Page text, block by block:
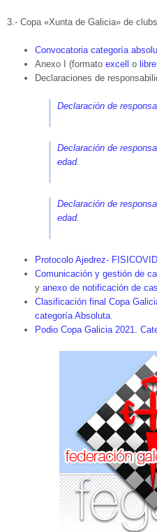
3.- Copa «Xunta de Galicia» de
Convocatoria categoría
Anexo I (formato excell o
Declaraciones de
Declaración de
Declaración de
edad.
Declaración de
edad.
Protocolo Ajedrez-
Comunicación y gestión de
y anexo de notificación de
Clasificación final Copa
categoría Absoluta.
Podio Copa Galicia 2021.